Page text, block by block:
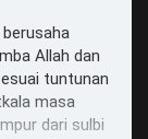
berusaha
Allah dan
tuntunan
masa
dari sulbi